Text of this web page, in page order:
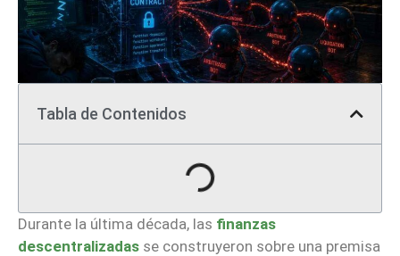
Tabla de Contenidos
Durante la última década, las finanzas
descentralizadas se construyeron sobre una premisa